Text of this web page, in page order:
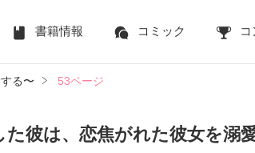
書籍情報 コミック コ
る〜 53ページ
た彼は、恋焦がれた彼女を溺